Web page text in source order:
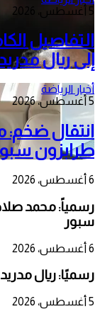
5 أغسطس، 2026
التفاصيل
إلى ريال
أخبار الرياضة
5 أغسطس، 2026
انتقال ضخم:
طرابزون
6 أغسطس، 2026
رسمياً: محمد
سبور
6 أغسطس، 2026
رسميًا: ريال
5 أغسطس، 2026